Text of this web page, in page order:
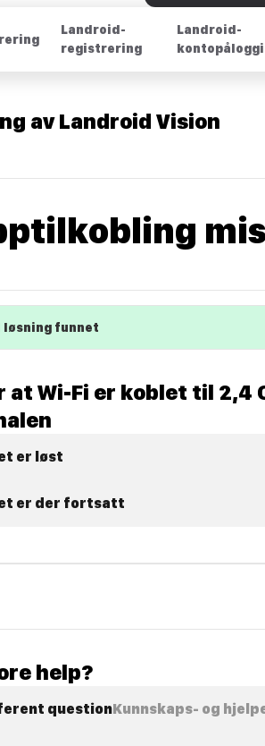
Landroid-
registrering
Landroid-
av Landroid Vision
løsning funnet
at Wi-Fi er koblet til 2,4
er løst
er der fortsatt
help?
questionKunnskaps- og